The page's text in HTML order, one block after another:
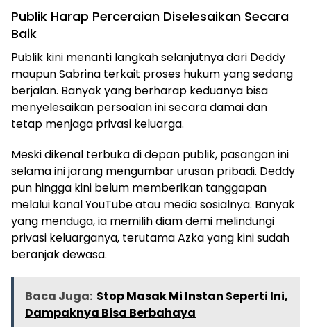
Publik Harap Perceraian Diselesaikan Secara
Baik
Publik kini menanti langkah selanjutnya dari Deddy
maupun Sabrina terkait proses hukum yang sedang
berjalan. Banyak yang berharap keduanya bisa
menyelesaikan persoalan ini secara damai dan
tetap menjaga privasi keluarga.
Meski dikenal terbuka di depan publik, pasangan ini
selama ini jarang mengumbar urusan pribadi. Deddy
pun hingga kini belum memberikan tanggapan
melalui kanal YouTube atau media sosialnya. Banyak
yang menduga, ia memilih diam demi melindungi
privasi keluarganya, terutama Azka yang kini sudah
beranjak dewasa.
Baca Juga: Stop Masak Mi Instan Seperti Ini,
Dampaknya Bisa Berbahaya